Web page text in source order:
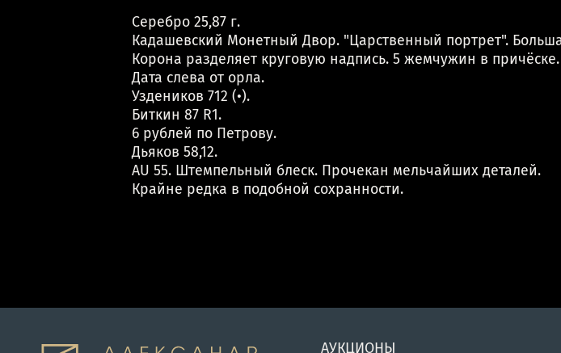
Серебро 25,87 г.
Кадашевский Монетный Двор. "Царственный портрет".
Корона разделяет круговую надпись. 5 жемчужин в причёске.
Дата слева от орла.
Уздеников 712 (•).
Биткин 87 R1.
6 рублей по Петрову.
Дьяков 58,12.
AU 55. Штемпельный блеск. Прочекан мельчайших деталей.
Крайне редка в подобной сохранности.
АУКЦИОНЫ